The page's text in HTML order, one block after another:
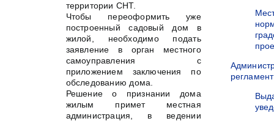
территории СНТ.
Чтобы переоформить уже
построенный садовый дом в
жилой, необходимо подать
заявление в орган местного
самоуправления с
приложением заключения по
обследованию дома.
Решение о признании дома
жилым примет местная
администрация, в ведении